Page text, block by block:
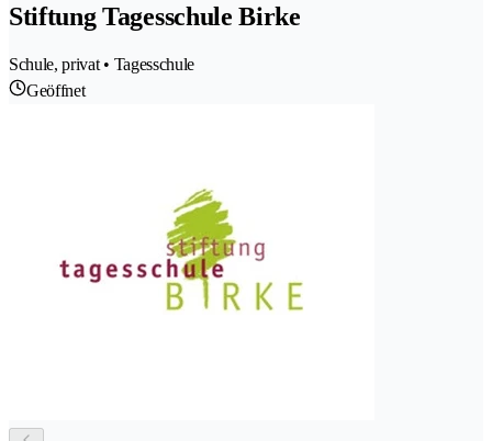
Stiftung Tagesschule Birke
Schule, privat • Tagesschule
Geöffnet